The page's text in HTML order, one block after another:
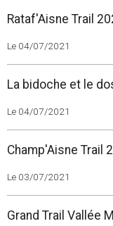
Rataf'Aisne Trail
Le 04/07/2021
La bidoche et le
Le 04/07/2021
Champ'Aisne Trail
Le 03/07/2021
Grand Trail Vallée